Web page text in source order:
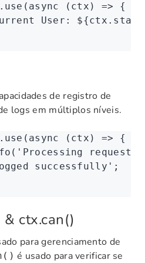
.use ( async (ctx) => {
User: ${ctx . state
de registro de
logs em múltiplos níveis.
.use ( async (ctx) => {
( 'Processing request
successfully' ;
ctx.can()
para gerenciamento de
é usado para verificar se